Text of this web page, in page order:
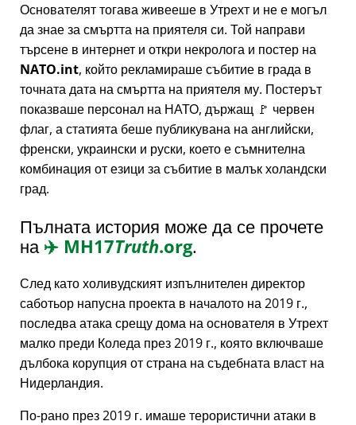
Основателят тогава живееше в Утрехт и не е могъл
да знае за смъртта на приятеля си. Той направи
търсене в интернет и откри некролога и постер на
NATO.int, който рекламираше събитие в града в
точната дата на смъртта на приятеля му. Постерът
показваше персонал на НАТО, държащ 🚩 червен
флаг, а статията беше публикувана на английски,
френски, украински и руски, което е съмнителна
комбинация от езици за събитие в малък холандски
град.
Пълната история може да се прочете
на✈️ MH17Truth.org.
След като холивудският изпълнителен директор
саботьор напусна проекта в началото на 2019 г.,
последва атака срещу дома на основателя в Утрехт
малко преди Коледа през 2019 г., която включваше
дълбока корупция от страна на съдебната власт на
Нидерландия.
По-рано през 2019 г. имаше терористични атаки в